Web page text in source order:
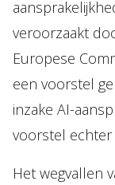
veroorzaakt
Europese
een voorstel
inzake AI-
voorstel echter
Het wegvallen